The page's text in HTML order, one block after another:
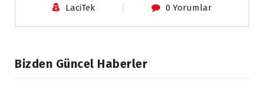
LaciTek 0 Yorumlar
Bizden Güncel Haberler